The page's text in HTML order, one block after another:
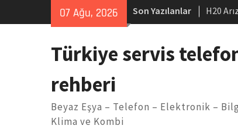
07 Ağu, 2026 Son Yazılanlar
H20
Arçelik
Ferroli
Türkiye servis
rehberi
Beyaz Eşya – Telefon – Elektronik –
Klima ve Kombi